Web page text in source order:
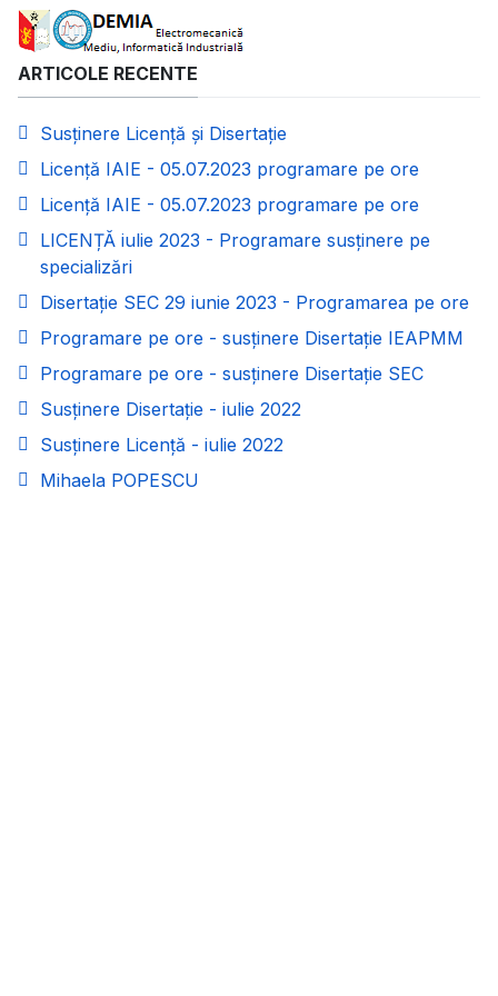
ARTICOLE RECENTE
Susținere Licență și Disertație
Licență IAIE - 05.07.2023 programare pe ore
Licență IAIE - 05.07.2023 programare pe ore
LICENȚĂ iulie 2023 - Programare susținere pe
specializări
Disertație SEC 29 iunie 2023 - Programarea pe ore
Programare pe ore - susținere Disertație IEAPMM
Programare pe ore - susținere Disertație SEC
Susținere Disertație - iulie 2022
Susținere Licență - iulie 2022
Mihaela POPESCU